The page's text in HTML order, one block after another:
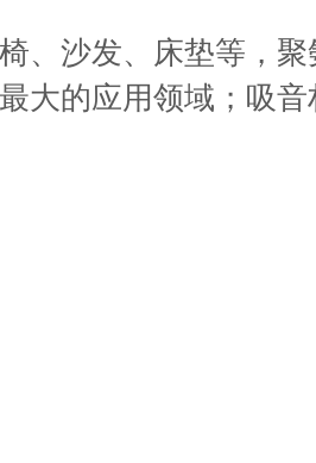
沙发、床垫等，聚
大的应用领域；吸